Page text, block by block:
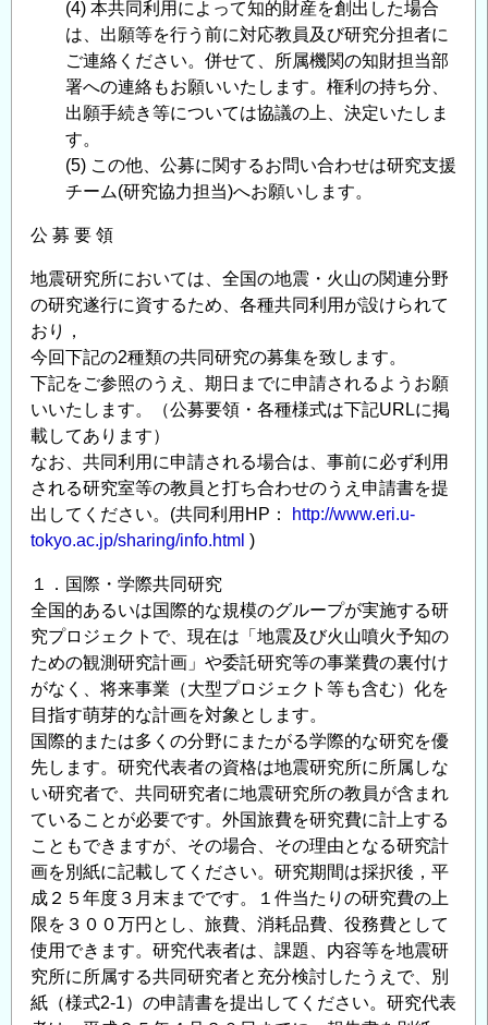
(4) 本共同利用によって知的財産を創出した場合
は、出願等を行う前に対応教員及び研究分担者に
ご連絡ください。併せて、所属機関の知財担当部
署への連絡もお願いいたします。権利の持ち分、
出願手続き等については協議の上、決定いたしま
す。
(5) この他、公募に関するお問い合わせは研究支援
チーム(研究協力担当)へお願いします。
公 募 要 領
地震研究所においては、全国の地震・火山の関連分野
の研究遂行に資するため、各種共同利用が設けられて
おり，
今回下記の2種類の共同研究の募集を致します。
下記をご参照のうえ、期日までに申請されるようお願
いいたします。（公募要領・各種様式は下記URLに掲
載してあります）
なお、共同利用に申請される場合は、事前に必ず利用
される研究室等の教員と打ち合わせのうえ申請書を提
出してください。(共同利用HP：
http://www.eri.u-
tokyo.ac.jp/sharing/info.html )
１．国際・学際共同研究
全国的あるいは国際的な規模のグループが実施する研
究プロジェクトで、現在は「地震及び火山噴火予知の
ための観測研究計画」や委託研究等の事業費の裏付け
がなく、将来事業（大型プロジェクト等も含む）化を
目指す萌芽的な計画を対象とします。
国際的または多くの分野にまたがる学際的な研究を優
先します。研究代表者の資格は地震研究所に所属しな
い研究者で、共同研究者に地震研究所の教員が含まれ
ていることが必要です。外国旅費を研究費に計上する
こともできますが、その場合、その理由となる研究計
画を別紙に記載してください。研究期間は採択後，平
成２５年度３月末までです。１件当たりの研究費の上
限を３００万円とし、旅費、消耗品費、役務費として
使用できます。研究代表者は、課題、内容等を地震研
究所に所属する共同研究者と充分検討したうえで、別
紙（様式2-1）の申請書を提出してください。研究代表